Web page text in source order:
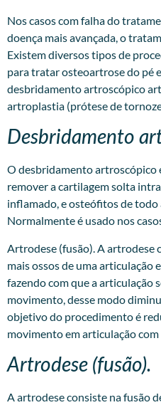
Nos casos com falha do
doença mais avançada, o
Existem diversos tipos de
para tratar osteoartrose do pé
desbridamento artroscópico
artroplastia (prótese de
Desbridamento
O desbridamento artroscópico
remover a cartilagem solta
inflamado, e osteófitos de
Normalmente é usado nos
Artrodese (fusão). A artrodese
mais ossos de uma articulação
fazendo com que a articulação
movimento, desse modo
objetivo do procedimento é
movimento em articulação
Artrodese (fusão).
A artrodese consiste na fusão